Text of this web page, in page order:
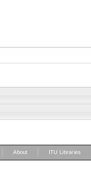
About ITU Libraries